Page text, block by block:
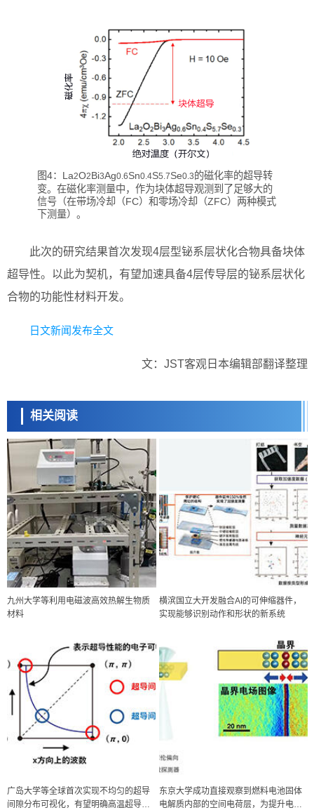
图4：La2O2Bi3Ag0.6Sn0.4S5.7Se0.3的磁化率的超导转
变。在磁化率测量中，作为块体超导观测到了足够大的
信号（在带场冷却（FC）和零场冷却（ZFC）两种模式
下测量）。
此次的研究结果首次发现4层型铋系层状化合物具备块体
超导性。以此为契机，有望加速具备4层传导层的铋系层状化
合物的功能性材料开发。
日文新闻发布全文
文：JST客观日本编辑部翻译整理
相关阅读
九州大学等利用电磁波高效热解生物质
材料
横滨国立大开发融合AI的可伸缩器件，
实现能够识别动作和形状的新系统
广岛大学等全球首次实现不均匀的超导
间隙分布可视化，有望明确高温超导机
东京大学成功直接观察到燃料电池固体
电解质内部的空间电荷层，为提升电池
政策
日本科研费增设国际共同研究强化新类别，促进青年研究人员赴海外开
展研究
京都大学高效生成光的构成单元“光子”，可应用于量子计算机